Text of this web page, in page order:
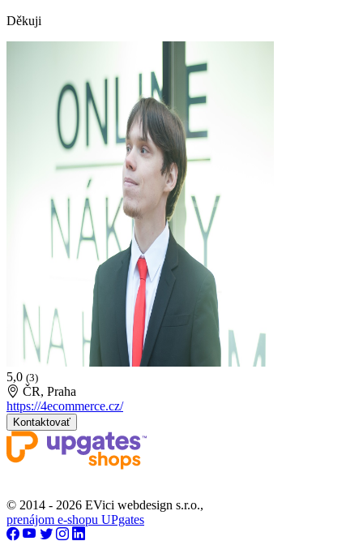
Děkuji
5,0 (3)
ČR, Praha
https://4ecommerce.cz/
Kontaktovať
© 2014 - 2026 EVici webdesign s.r.o.,
prenájom e-shopu UPgates